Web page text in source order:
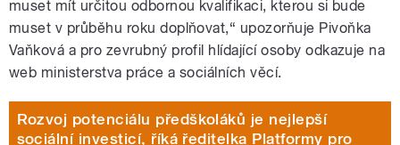
muset mít určitou odbornou kvalifikaci, kterou si bude
muset v průběhu roku doplňovat,“ upozorňuje Pivoňka
Vaňková a pro zevrubný profil hlídající osoby odkazuje na
web ministerstva práce a sociálních věcí.
Rozvoj potenciálu předškoláků je nejlepší
sociální investicí, říká ředitelka Platformy pro